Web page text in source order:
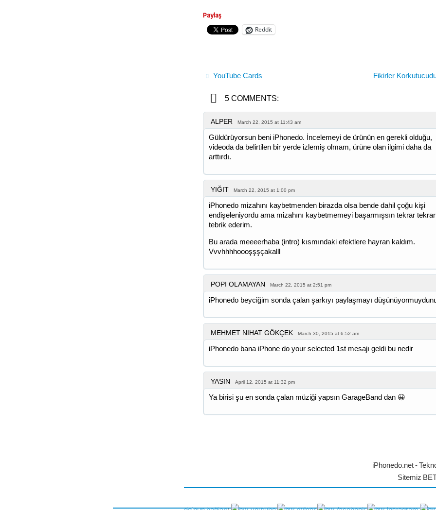
Paylaş
Reddit
YouTube Cards Fikirler
5 COMMENTS:
ALPER March 22, 2015 at 11:43 am
Güldürüyorsun beni iPhonedo. İncelemeyi de ürünün en gerekli olduğu,
videoda da belirtilen bir yerde izlemiş olmam, ürüne olan ilgimi daha da
arttırdı.
YIĞIT March 22, 2015 at 1:00 pm
iPhonedo mizahını kaybetmenden birazda olsa bende dahil çoğu kişi
endişeleniyordu ama mizahını kaybetmemeyi başarmışsın tekrar tekrar
tebrik ederim.
Bu arada meeeerhaba (intro) kısmındaki efektlere hayran kaldım.
Vvvhhhhoooşşşçakalll
POPI OLAMAYAN March 22, 2015 at 2:51 pm
iPhonedo beyciğim sonda çalan şarkıyı paylaşmayı
MEHMET NIHAT GÖKÇEK March 30, 2015 at 6:52 am
iPhonedo bana iPhone do your selected 1st mesajı geldi bu nedir
YASIN April 12, 2015 at 11:32 pm
Ya birisi şu en sonda çalan müziği yapsın GarageBand dan 😀
iPhonedo.net -
Sitemiz